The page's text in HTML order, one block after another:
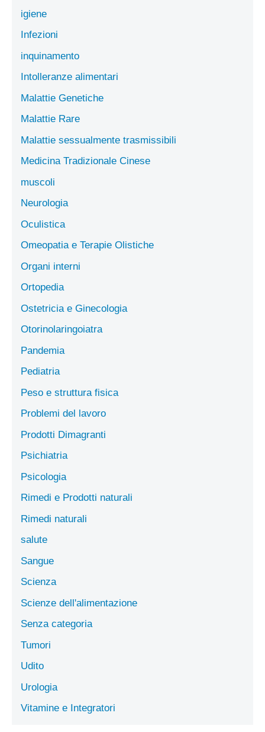
igiene
Infezioni
inquinamento
Intolleranze alimentari
Malattie Genetiche
Malattie Rare
Malattie sessualmente trasmissibili
Medicina Tradizionale Cinese
muscoli
Neurologia
Oculistica
Omeopatia e Terapie Olistiche
Organi interni
Ortopedia
Ostetricia e Ginecologia
Otorinolaringoiatra
Pandemia
Pediatria
Peso e struttura fisica
Problemi del lavoro
Prodotti Dimagranti
Psichiatria
Psicologia
Rimedi e Prodotti naturali
Rimedi naturali
salute
Sangue
Scienza
Scienze dell'alimentazione
Senza categoria
Tumori
Udito
Urologia
Vitamine e Integratori